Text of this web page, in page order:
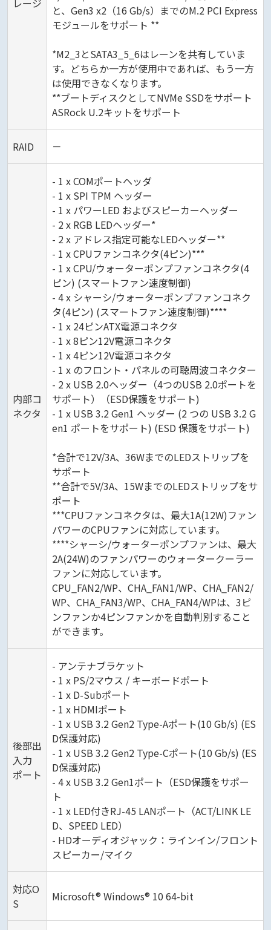
レージ
と、Gen3 x2（16 Gb/s）までのM.2 PCI Express
モジュールをサポート **
*M2_3とSATA3_5_6はレーンを共有していま
す。どちらか一方が使用中であれば、もう一方
は使用できなくなります。
**ブートディスクとしてNVMe SSDをサポート
ASRock U.2キットをサポート
RAID －
内部コ
ネクタ
- 1 x COMポートヘッダ
- 1 x SPI TPM ヘッダー
- 1 x パワーLED およびスピーカーヘッダー
- 2 x RGB LEDヘッダー*
- 2 x アドレス指定可能なLEDヘッダー**
- 1 x CPUファンコネクタ(4ピン)***
- 1 x CPU/ウォーターポンプファンコネクタ(4
ピン) (スマートファン速度制御)
- 4 x シャーシ/ウォーターポンプファンコネク
タ(4ピン) (スマートファン速度制御)****
- 1 x 24ピンATX電源コネクタ
- 1 x 8ピン12V電源コネクタ
- 1 x 4ピン12V電源コネクタ
- 1 x のフロント・パネルの可聴周波コネクター
- 2 x USB 2.0ヘッダー（4つのUSB 2.0ポートを
サポート）（ESD保護をサポート)
- 1 x USB 3.2 Gen1 ヘッダー (2 つの USB 3.2 G
en1 ポートをサポート) (ESD 保護をサポート)
*合計で12V/3A、36WまでのLEDストリップを
サポート
**合計で5V/3A、15WまでのLEDストリップをサ
ポート
***CPUファンコネクタは、最大1A(12W)ファン
パワーのCPUファンに対応しています。
****シャーシ/ウォーターポンプファンは、最大
2A(24W)のファンパワーのウォータークーラー
ファンに対応しています。
CPU_FAN2/WP、CHA_FAN1/WP、CHA_FAN2/
WP、CHA_FAN3/WP、CHA_FAN4/WPは、3ピ
ンファンか4ピンファンかを自動判別すること
ができます。
後部出
入力
ポート
- アンテナブラケット
- 1 x PS/2マウス / キーボードポート
- 1 x D-Subポート
- 1 x HDMIポート
- 1 x USB 3.2 Gen2 Type-Aポート(10 Gb/s) (ES
D保護対応)
- 1 x USB 3.2 Gen2 Type-Cポート(10 Gb/s) (ES
D保護対応)
- 4 x USB 3.2 Gen1ポート（ESD保護をサポー
ト
- 1 x LED付きRJ-45 LANポート（ACT/LINK LE
D、SPEED LED）
- HDオーディオジャック：ラインイン/フロント
スピーカー/マイク
対応O
S
Microsoft® Windows® 10 64-bit